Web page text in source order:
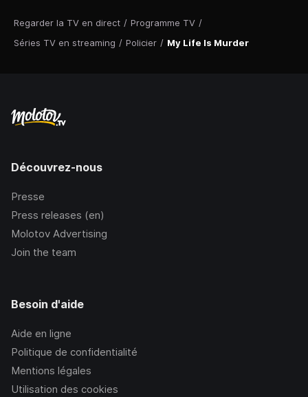
Regarder la TV en direct / Programme TV /
Séries TV en streaming / Policier / My Life Is Murder
Découvrez-nous
Presse
Press releases (en)
Molotov Advertising
Join the team
Besoin d'aide
Aide en ligne
Politique de confidentialité
Mentions légales
Utilisation des cookies